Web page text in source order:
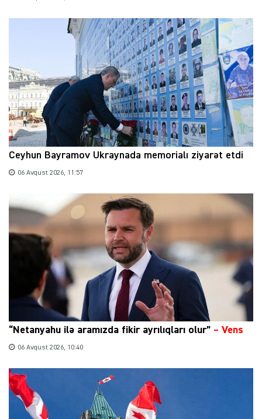
Ceyhun Bayramov Ukraynada memorialı ziyarət etdi
06 Avqust 2026, 11:57
“Netanyahu ilə aramızda fikir ayrılıqları olur” – Vens
06 Avqust 2026, 10:40